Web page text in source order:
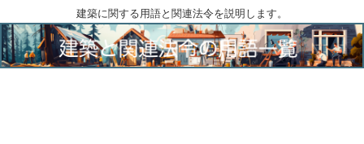
建築に関する用語と関連法令を説明します。